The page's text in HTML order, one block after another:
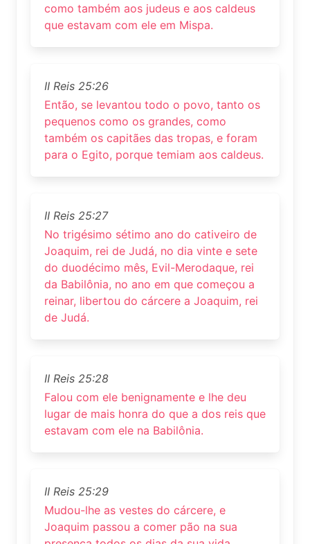
como também aos judeus e aos caldeus
que estavam com ele em Mispa.
II Reis 25:26
Então, se levantou todo o povo, tanto os
pequenos como os grandes, como
também os capitães das tropas, e foram
para o Egito, porque temiam aos caldeus.
II Reis 25:27
No trigésimo sétimo ano do cativeiro de
Joaquim, rei de Judá, no dia vinte e sete
do duodécimo mês, Evil-Merodaque, rei
da Babilônia, no ano em que começou a
reinar, libertou do cárcere a Joaquim, rei
de Judá.
II Reis 25:28
Falou com ele benignamente e lhe deu
lugar de mais honra do que a dos reis que
estavam com ele na Babilônia.
II Reis 25:29
Mudou-lhe as vestes do cárcere, e
Joaquim passou a comer pão na sua